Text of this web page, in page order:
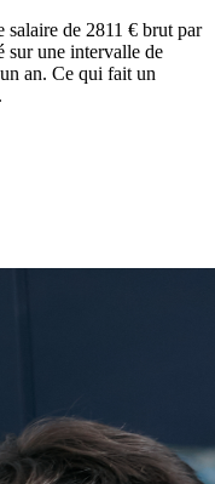
salaire de 2811 € brut par
sur une intervalle de
an. Ce qui fait un
.